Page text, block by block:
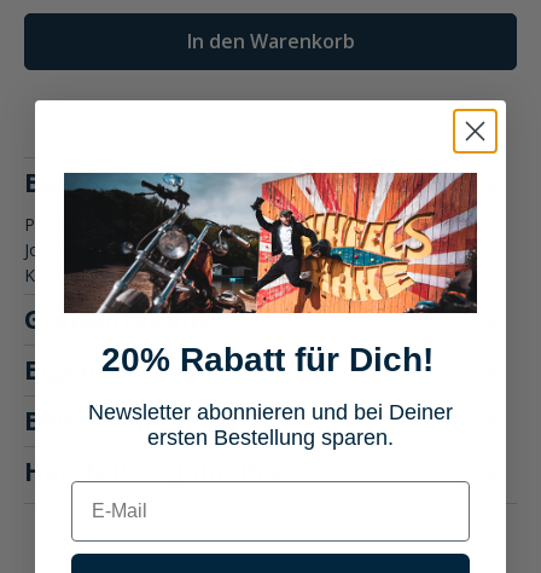
In den Warenkorb
Beschreibung
Produktbeschreibung: John Doe Jogger-XTM Textilhose Die
John Doe Jogger-XTM Textilhose bietet Dir eine gelungene
Kombinatio…Mehr
Größentabelle
Eigenschaften
Bewertungen
2
Hersteller "John Doe"
20% Rabatt für Dich!
Newsletter abonnieren und bei Deiner
ersten Bestellung sparen.
E-mail